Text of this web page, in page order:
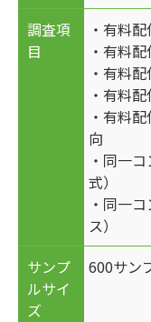
調査項
目
・有料
・有料
・有料
・有料
・有料
向
・同一
式）
・同一
ス）
サンプ
ルサイ
ズ
600サン